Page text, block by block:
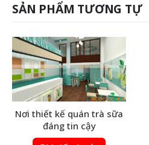
SẢN PHẨM TƯƠNG TỰ
Nơi thiết kế quán trà sữa
đáng tin cậy